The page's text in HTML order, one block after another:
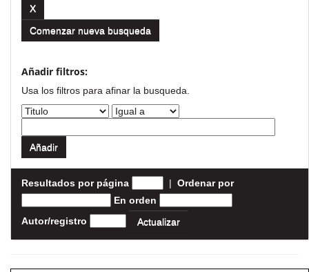
Comenzar nueva busqueda
Añadir filtros:
Usa los filtros para afinar la busqueda.
Resultados por página | Ordenar por
En orden
Autor/registro